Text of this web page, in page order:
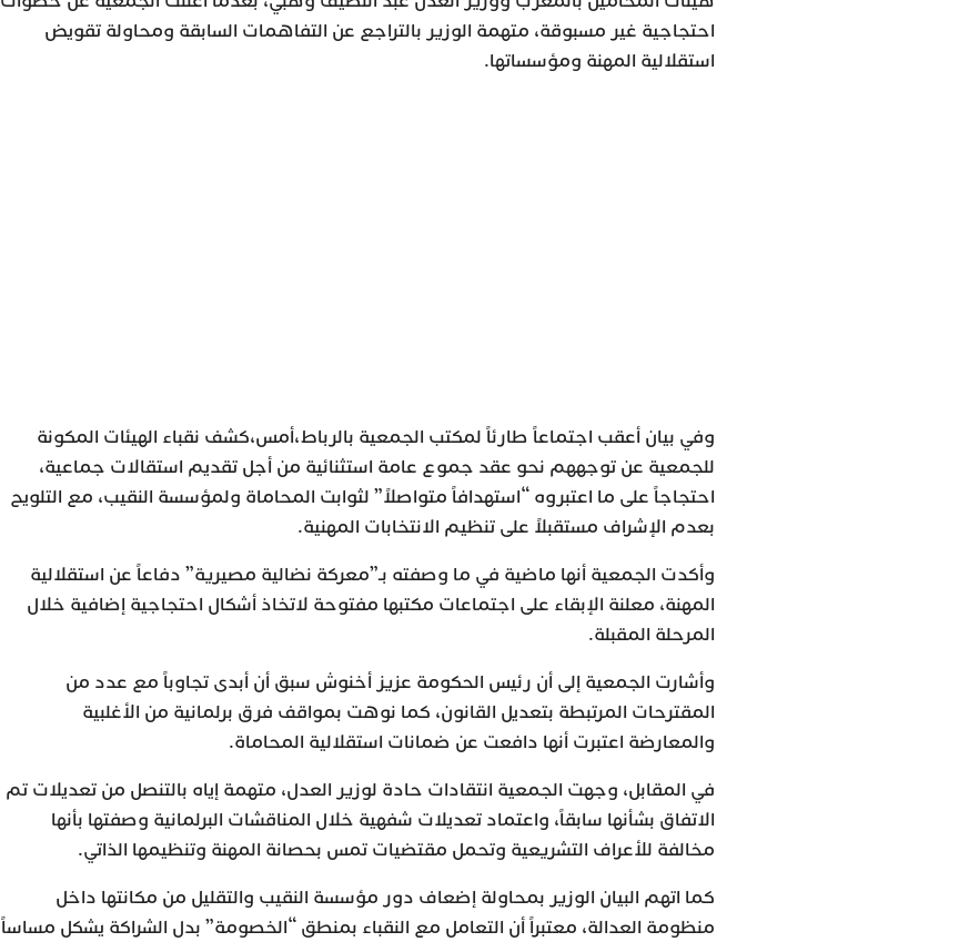
احتجاجية غير مسبوقة، متهمة الوزير بالتراجع عن التفاهمات السابقة ومحاولة تقويض
استقلالية المهنة ومؤسساتها.
وفي بيان أعقب اجتماعاً طارئاً لمكتب الجمعية بالرباط،أمس،كشف نقباء الهيئات المكونة
للجمعية عن توجههم نحو عقد جموع عامة استثنائية من أجل تقديم استقالات جماعية،
احتجاجاً على ما اعتبروه “استهدافاً متواصلاً” لثوابت المحاماة ولمؤسسة النقيب، مع التلويح
بعدم الإشراف مستقبلاً على تنظيم الانتخابات المهنية.
وأكدت الجمعية أنها ماضية في ما وصفته بـ”معركة نضالية مصيرية” دفاعاً عن استقلالية
المهنة، معلنة الإبقاء على اجتماعات مكتبها مفتوحة لاتخاذ أشكال احتجاجية إضافية خلال
المرحلة المقبلة.
وأشارت الجمعية إلى أن رئيس الحكومة عزيز أخنوش سبق أن أبدى تجاوباً مع عدد من
المقترحات المرتبطة بتعديل القانون، كما نوهت بمواقف فرق برلمانية من الأغلبية
والمعارضة اعتبرت أنها دافعت عن ضمانات استقلالية المحاماة.
في المقابل، وجهت الجمعية انتقادات حادة لوزير العدل، متهمة إياه بالتنصل من تعديلات تم
الاتفاق بشأنها سابقاً، واعتماد تعديلات شفهية خلال المناقشات البرلمانية وصفتها بأنها
مخالفة للأعراف التشريعية وتحمل مقتضيات تمس بحصانة المهنة وتنظيمها الذاتي.
كما اتهم البيان الوزير بمحاولة إضعاف دور مؤسسة النقيب والتقليل من مكانتها داخل
منظومة العدالة، معتبراً أن التعامل مع النقباء بمنطق “الخصومة” بدل الشراكة يشكل مساساً